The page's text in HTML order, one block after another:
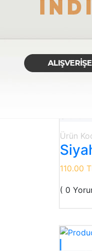
Ürün
110.00
( 0